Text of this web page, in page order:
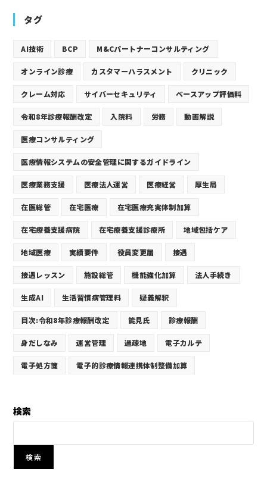
タグ
AI技術 BCP M&Cパートナーコンサルティング
オンライン診療 カスタマーハラスメント クリニック
クレーム対応 サイバーセキュリティ ベースアップ評価料
令和8年診療報酬改定 入院料 労務 動画解説
医療コンサルティング
医療情報システムの安全管理に関するガイドライン
医療業務支援 医療法人運営 医療経営 厚生局
在医総管 在宅医療 在宅医療充実体制加算
在宅療養支援病院 在宅療養支援診療所 地域包括ケア
地域医療 実績要件 役員変更届 接遇
接遇レッスン 施設総管 機能強化加算 法人手続き
生成AI 生活習慣病管理料 疑義解釈
目次:令和8年診療報酬改定 能見氏 診療報酬
身だしなみ 運営管理 過疎地 電子カルテ
電子処方箋 電子的診療情報連携体制整備加算
検索
検索